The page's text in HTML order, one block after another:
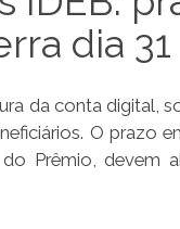
dia 31
da conta digital,
O prazo
Prêmio, devem